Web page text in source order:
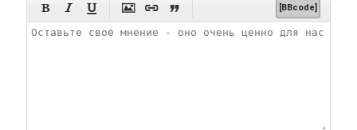
      [BBcode]